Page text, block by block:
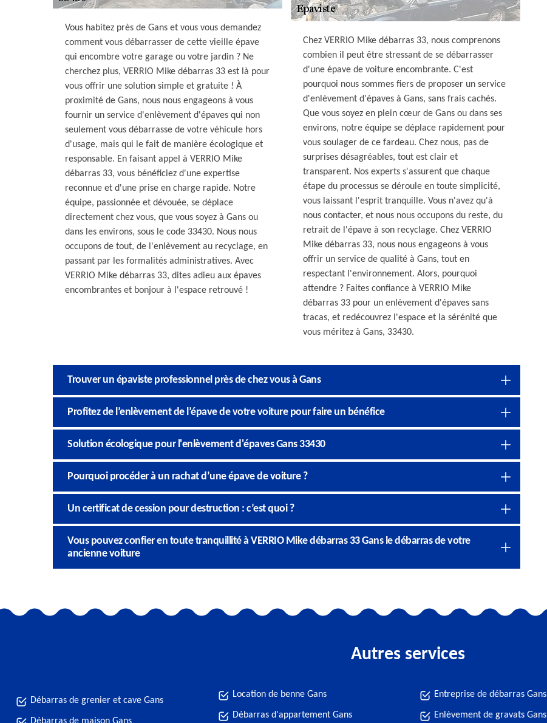
Vous habitez près de Gans et vous vous demandez
comment vous débarrasser de cette vieille épave
qui encombre votre garage ou votre jardin ? Ne
cherchez plus, VERRIO Mike débarras 33 est là pour
vous offrir une solution simple et gratuite ! À
proximité de Gans, nous nous engageons à vous
fournir un service d'enlèvement d'épaves qui non
seulement vous débarrasse de votre véhicule hors
d'usage, mais qui le fait de manière écologique et
responsable. En faisant appel à VERRIO Mike
débarras 33, vous bénéficiez d'une expertise
reconnue et d'une prise en charge rapide. Notre
équipe, passionnée et dévouée, se déplace
directement chez vous, que vous soyez à Gans ou
dans les environs, sous le code 33430. Nous nous
occupons de tout, de l'enlèvement au recyclage, en
passant par les formalités administratives. Avec
VERRIO Mike débarras 33, dites adieu aux épaves
encombrantes et bonjour à l'espace retrouvé !
Chez VERRIO Mike débarras 33, nous comprenons
combien il peut être stressant de se débarrasser
d'une épave de voiture encombrante. C'est
pourquoi nous sommes fiers de proposer un service
d'enlèvement d'épaves à Gans, sans frais cachés.
Que vous soyez en plein cœur de Gans ou dans ses
environs, notre équipe se déplace rapidement pour
vous soulager de ce fardeau. Chez nous, pas de
surprises désagréables, tout est clair et
transparent. Nos experts s'assurent que chaque
étape du processus se déroule en toute simplicité,
vous laissant l'esprit tranquille. Vous n'avez qu'à
nous contacter, et nous nous occupons du reste, du
retrait de l'épave à son recyclage. Chez VERRIO
Mike débarras 33, nous nous engageons à vous
offrir un service de qualité à Gans, tout en
respectant l'environnement. Alors, pourquoi
attendre ? Faites confiance à VERRIO Mike
débarras 33 pour un enlèvement d'épaves sans
tracas, et redécouvrez l'espace et la sérénité que
vous méritez à Gans, 33430.
Trouver un épaviste professionnel près de chez vous à Gans
Profitez de l’enlèvement de l’épave de votre voiture pour faire un bénéfice
Solution écologique pour l'enlèvement d'épaves Gans 33430
Pourquoi procéder à un rachat d’une épave de voiture ?
Un certificat de cession pour destruction : c’est quoi ?
Vous pouvez confier en toute tranquillité à VERRIO Mike débarras 33 Gans le débarras de votre
ancienne voiture
Autres services
Débarras de grenier et cave Gans
Location de benne Gans
Débarras d'appartement Gans
Entreprise de débarras Gans
Enlèvement de gravats Gans